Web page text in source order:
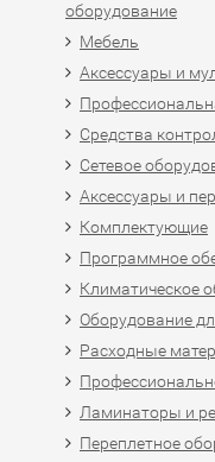
оборудование
Мебель
Аксессуары и
Средства
Сетевое
Аксессуары и
Комплектующие
Программное
Климатическое
Оборудование
Расходные
Ламинаторы и
Переплетное